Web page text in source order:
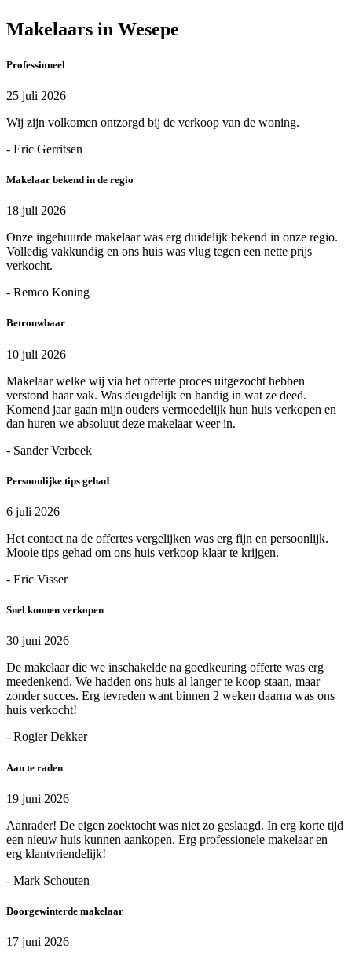
Makelaars in Wesepe
Professioneel
25 juli 2026
Wij zijn volkomen ontzorgd bij de verkoop van de woning.
- Eric Gerritsen
Makelaar bekend in de regio
18 juli 2026
Onze ingehuurde makelaar was erg duidelijk bekend in onze regio.
Volledig vakkundig en ons huis was vlug tegen een nette prijs
verkocht.
- Remco Koning
Betrouwbaar
10 juli 2026
Makelaar welke wij via het offerte proces uitgezocht hebben
verstond haar vak. Was deugdelijk en handig in wat ze deed.
Komend jaar gaan mijn ouders vermoedelijk hun huis verkopen en
dan huren we absoluut deze makelaar weer in.
- Sander Verbeek
Persoonlijke tips gehad
6 juli 2026
Het contact na de offertes vergelijken was erg fijn en persoonlijk.
Mooie tips gehad om ons huis verkoop klaar te krijgen.
- Eric Visser
Snel kunnen verkopen
30 juni 2026
De makelaar die we inschakelde na goedkeuring offerte was erg
meedenkend. We hadden ons huis al langer te koop staan, maar
zonder succes. Erg tevreden want binnen 2 weken daarna was ons
huis verkocht!
- Rogier Dekker
Aan te raden
19 juni 2026
Aanrader! De eigen zoektocht was niet zo geslaagd. In erg korte tijd
een nieuw huis kunnen aankopen. Erg professionele makelaar en
erg klantvriendelijk!
- Mark Schouten
Doorgewinterde makelaar
17 juni 2026